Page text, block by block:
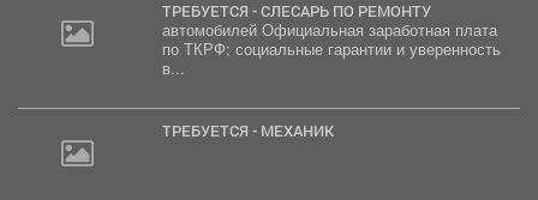
ТРЕБУЕТСЯ - СЛЕСАРЬ ПО РЕМОНТУ
автомобилей Официальная заработная плата
по ТКРФ; социальные гарантии и уверенность
в...
ТРЕБУЕТСЯ - МЕХАНИК